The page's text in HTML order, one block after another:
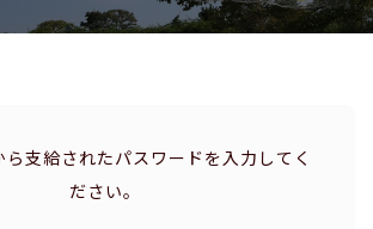
支給されたパスワードを入力してく
ださい。